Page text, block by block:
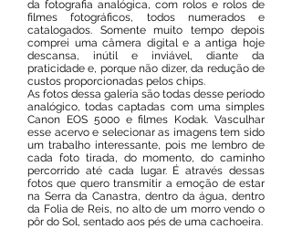
da fotografia analógica, com rolos e rolos de
filmes fotográficos, todos numerados e
catalogados. Somente muito tempo depois
comprei uma câmera digital e a antiga hoje
descansa, inútil e inviável, diante da
praticidade e, porque não dizer, da redução de
custos proporcionadas pelos chips.
As fotos dessa galeria são todas desse período
analógico, todas captadas com uma simples
Canon EOS 5000 e filmes Kodak. Vasculhar
esse acervo e selecionar as imagens tem sido
um trabalho interessante, pois me lembro de
cada foto tirada, do momento, do caminho
percorrido até cada lugar. É através dessas
fotos que quero transmitir a emoção de estar
na Serra da Canastra, dentro da água, dentro
da Folia de Reis, no alto de um morro vendo o
pôr do Sol, sentado aos pés de uma cachoeira.